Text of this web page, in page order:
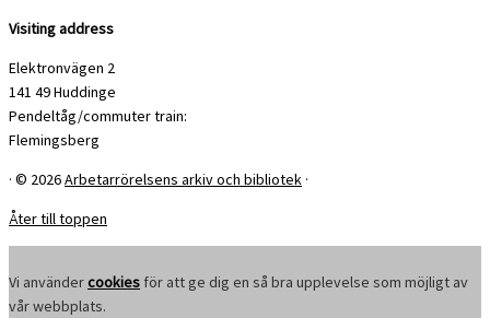
Visiting address
Elektronvägen 2
141 49 Huddinge
Pendeltåg/commuter train:
Flemingsberg
· © 2026Arbetarrörelsens arkiv och bibliotek ·
Åter till toppen
Vi användercookies för att ge dig en så bra upplevelse som möjligt av
vår webbplats.